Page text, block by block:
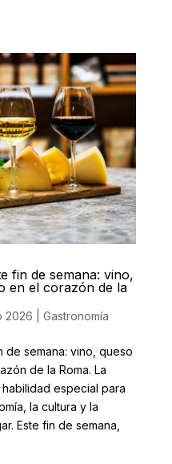
fin de semana: vino,
en el corazón de la
2026 Gastronomía
semana: vino, queso
de la Roma. La
especial para
la cultura y la
Este fin de semana,